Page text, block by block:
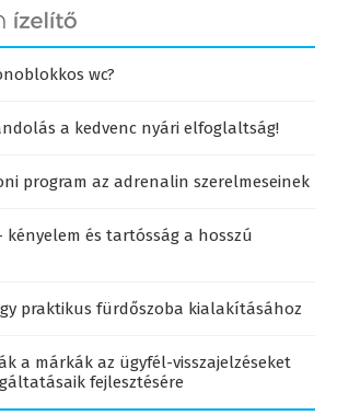
wc?
a kedvenc nyári elfoglaltság!
program az adrenalin szerelmeseinek
kényelem és tartósság a hosszú
praktikus fürdőszoba kialakításához
a márkák az ügyfél-visszajelzéseket
fejlesztésére